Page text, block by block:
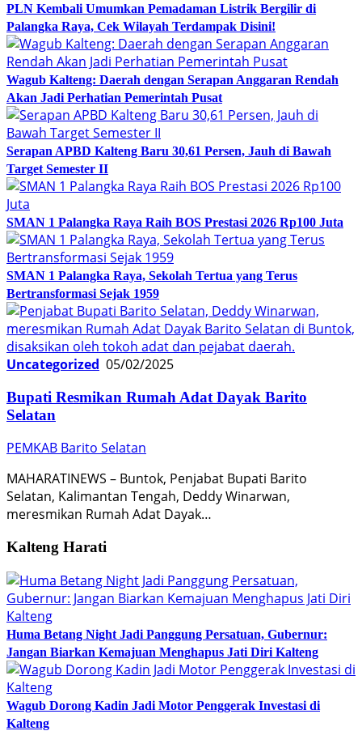
PLN Kembali Umumkan Pemadaman Listrik Bergilir di
Palangka Raya, Cek Wilayah Terdampak Disini!
Wagub Kalteng: Daerah dengan Serapan Anggaran Rendah
Akan Jadi Perhatian Pemerintah Pusat
Serapan APBD Kalteng Baru 30,61 Persen, Jauh di Bawah
Target Semester II
SMAN 1 Palangka Raya Raih BOS Prestasi 2026 Rp100 Juta
SMAN 1 Palangka Raya, Sekolah Tertua yang Terus
Bertransformasi Sejak 1959
Uncategorized 05/02/2025
Bupati Resmikan Rumah Adat Dayak Barito
Selatan
PEMKAB Barito Selatan
MAHARATINEWS – Buntok, Penjabat Bupati Barito
Selatan, Kalimantan Tengah, Deddy Winarwan,
meresmikan Rumah Adat Dayak…
Kalteng Harati
Huma Betang Night Jadi Panggung Persatuan, Gubernur:
Jangan Biarkan Kemajuan Menghapus Jati Diri Kalteng
Wagub Dorong Kadin Jadi Motor Penggerak Investasi di
Kalteng